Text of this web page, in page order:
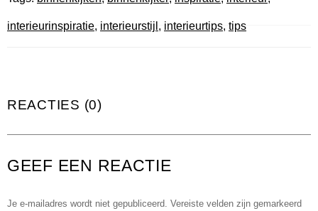
interieurinspiratie, interieurstijl , interieurtips, tips
REACTIES (0)
GEEF EEN REACTIE
Je e-mailadres wordt niet gepubliceerd. Vereiste velden zijn gemarkeerd